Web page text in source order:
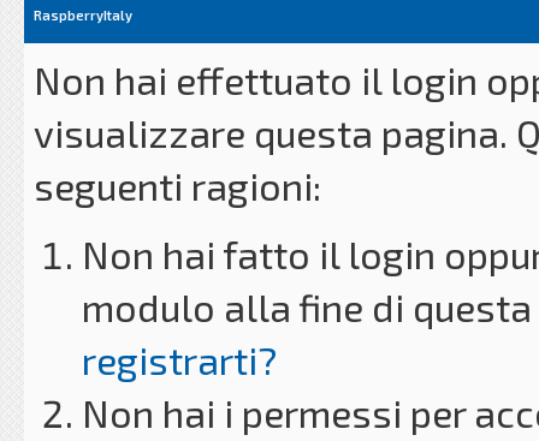
RaspberryItaly
Non hai effettuato il login
visualizzare questa pagina.
seguenti ragioni:
Non hai fatto il login
modulo alla fine di
registrarti?
Non hai i permessi per